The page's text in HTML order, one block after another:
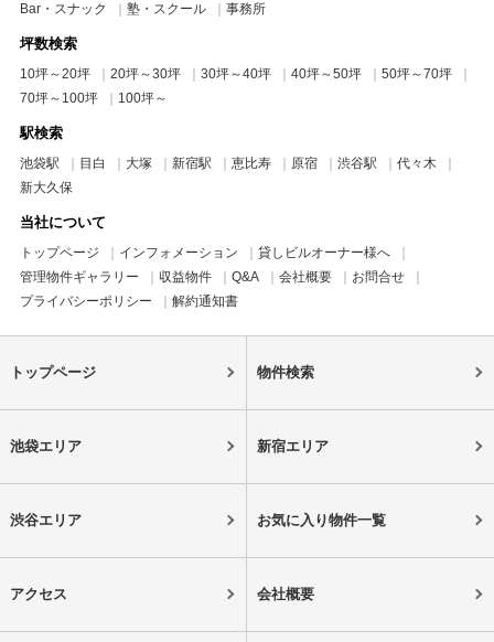
Bar・スナック
塾・スクール 事務所
坪数検索
10坪～20坪 20坪～30坪 30坪～40坪 40坪～50坪
50坪～70坪
70坪～100坪
100坪～
駅検索
池袋駅 目白 大塚 新宿駅 恵比寿 原宿 渋谷駅
代々木
新大久保
当社について
トップページ インフォメーション
貸しビルオーナー様へ
管理物件ギャラリー
収益物件 Q&A 会社概要
お問合せ
プライバシーポリシー
解約通知書
トップページ 物件検索
池袋エリア 新宿エリア
渋谷エリア お気に入り物件一覧
アクセス 会社概要